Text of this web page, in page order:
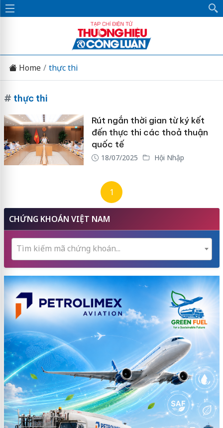
Home thực thi
# thực thi
Rút ngắn thời gian từ ký kết
đến thực thi các thoả thuận
quốc tế
18/07/2025 Hội Nhập
1
CHỨNG KHOÁN VIỆT NAM
Tìm kiếm mã chứng khoán...